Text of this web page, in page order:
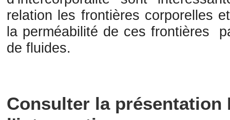
relation les frontières corporelles
la perméabilité de ces frontières
de fluides.
Consulter la présentation